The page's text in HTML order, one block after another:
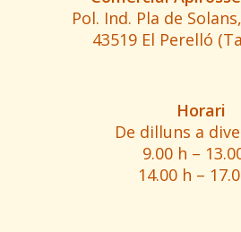
Pol. Ind. Pla de
43519 El Perelló
Horari
De dilluns a
9.00 h –
14.00 h –